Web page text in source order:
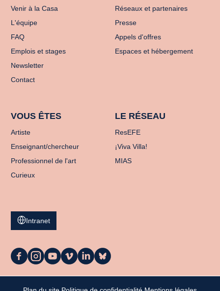
Venir à la Casa
L'équipe
FAQ
Emplois et stages
Newsletter
Contact
Réseaux et partenaires
Presse
Appels d'offres
Espaces et hébergement
VOUS ÊTES
Artiste
Enseignant/chercheur
Professionnel de l'art
Curieux
LE RÉSEAU
ResEFE
¡Viva Villa!
MIAS
Intranet
La
sur
Facebook
La
sur
Instagram
La
sur
Youtube
La
sur
Vimeo
La
sur
LinkedIn
La
sur
Bluesky